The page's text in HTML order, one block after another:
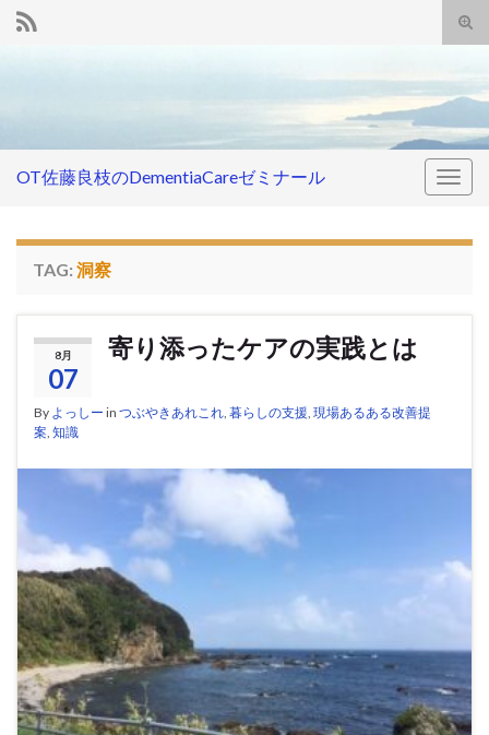
OT佐藤良枝のDementiaCareゼミナール
TAG: 洞察
8月
07
寄り添ったケアの実践とは
By よっしー in つぶやきあれこれ 暮らしの支援 現場あるある改善提
案 知識